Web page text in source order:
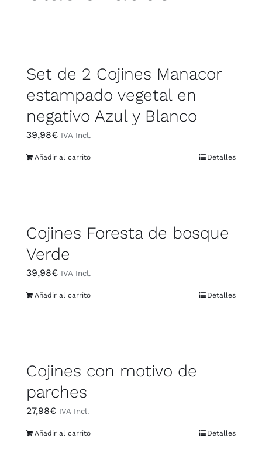
Set de 2 Cojines Manacor
estampado vegetal en
negativo Azul y Blanco
39,98€ IVA Incl.
Añadir al carrito Detalles
Cojines Foresta de bosque
Verde
39,98€ IVA Incl.
Añadir al carrito Detalles
Cojines con motivo de
parches
27,98€ IVA Incl.
Añadir al carrito Detalles